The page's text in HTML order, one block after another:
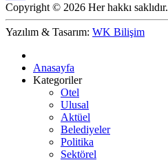
Copyright © 2026 Her hakkı saklıdır.
Yazılım & Tasarım: WK Bilişim
Anasayfa
Kategoriler
Otel
Ulusal
Aktüel
Belediyeler
Politika
Sektörel